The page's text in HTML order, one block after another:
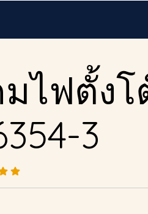
ไฟตั้งโ
3